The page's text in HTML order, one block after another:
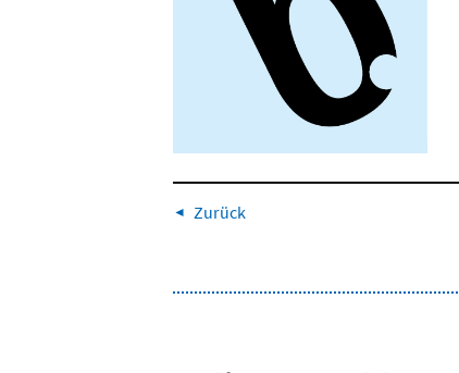
Zurück